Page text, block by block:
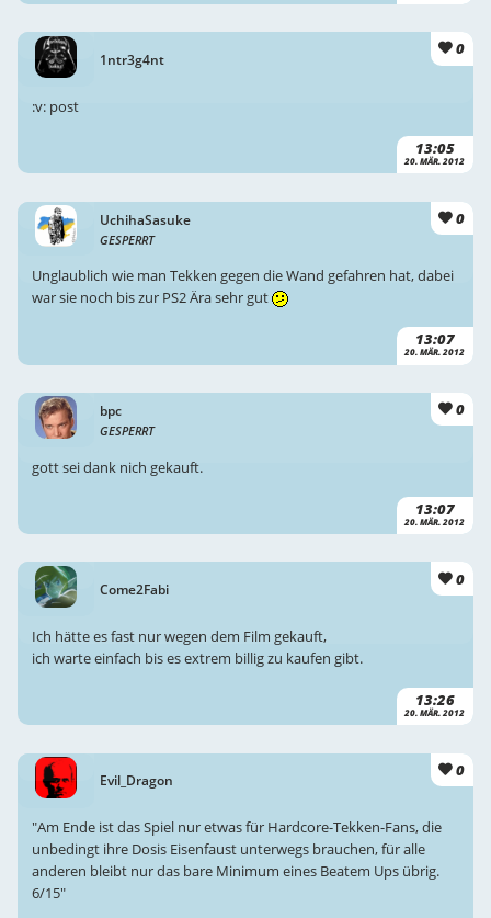
1ntr3g4nt
0
13:05
20. MÄR. 2012
:v: post
UchihaSasuke
GESPERRT
0
13:07
20. MÄR. 2012
Unglaublich wie man Tekken gegen die Wand gefahren hat, dabei
war sie noch bis zur PS2 Ära sehr gut
bpc
GESPERRT
0
13:07
20. MÄR. 2012
gott sei dank nich gekauft.
Come2Fabi
0
13:26
20. MÄR. 2012
Ich hätte es fast nur wegen dem Film gekauft,
ich warte einfach bis es extrem billig zu kaufen gibt.
Evil_Dragon
0
"Am Ende ist das Spiel nur etwas für Hardcore-Tekken-Fans, die
unbedingt ihre Dosis Eisenfaust unterwegs brauchen, für alle
anderen bleibt nur das bare Minimum eines Beatem Ups übrig.
6/15"